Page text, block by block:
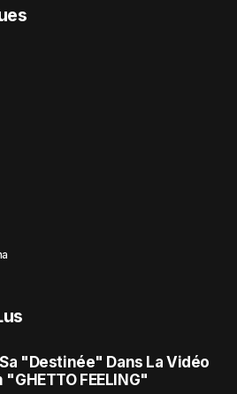
"Destinée" Dans La Vidéo
FEELING"